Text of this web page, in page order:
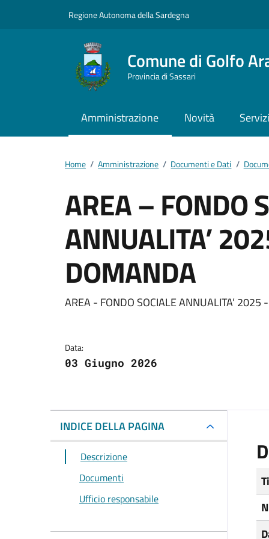
Regione Autonoma della Sardegna
Comune di Golfo
Provincia di Sassari
Amministrazione Novità Servizi
Home / Amministrazione / Documenti e Dati /
AREA – FONDO
ANNUALITA’
DOMANDA
Dettagli del
AREA - FONDO SOCIALE ANNUALITA’ 2025
Data:
03 Giugno 2026
INDICE DELLA PAGINA
Descrizione
Documenti
Ufficio responsabile